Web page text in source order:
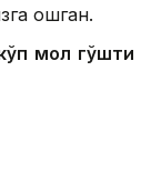
ошган.
мол гўшти